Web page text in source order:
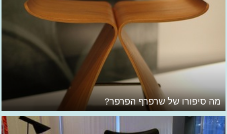
מה סיפורו של שרפרף הפרפר?